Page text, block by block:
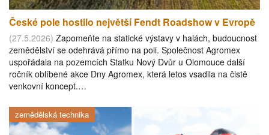
České pole hostilo největší Fendt Roadshow v Evropě
(27.5.2026) Zapomeňte na statické výstavy v halách, budoucnost
zemědělství se odehrává přímo na poli. Společnost Agromex
uspořádala na pozemcích Statku Nový Dvůr u Olomouce další
ročník oblíbené akce Dny Agromex, která letos vsadila na čistě
venkovní koncept.…
zemědělská technika